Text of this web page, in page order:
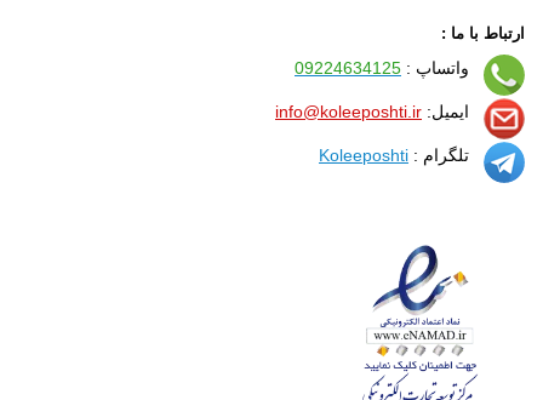
ارتباط با ما :
واتساپ : 09224634125
ایمیل: info@koleeposhti.ir
تلگرام : Koleeposhti